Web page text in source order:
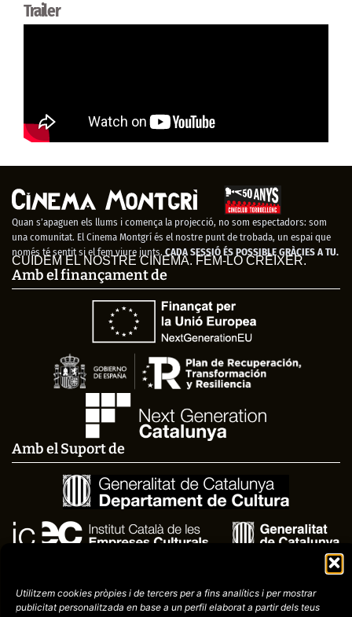
Utilitzem cookies pròpies i de tercers per a fins analítics i per mostrar
publicitatpersonalitzada en base a un perfil elaborat a partir dels teus
Trailer
Quan s’apaguen els llums i comença la projecció, no som espectadors: som
una comunitat. El Cinema Montgrí és el nostre punt de trobada, un espai que
només té sentit si el fem viure junts. CADA SESSIÓ ÉS POSSIBLE GRÀCIES A TU.
CUIDEM EL NOSTRE CINEMA. FEM-LO CRÉIXER.
Amb el finançament de
Amb el Suport de